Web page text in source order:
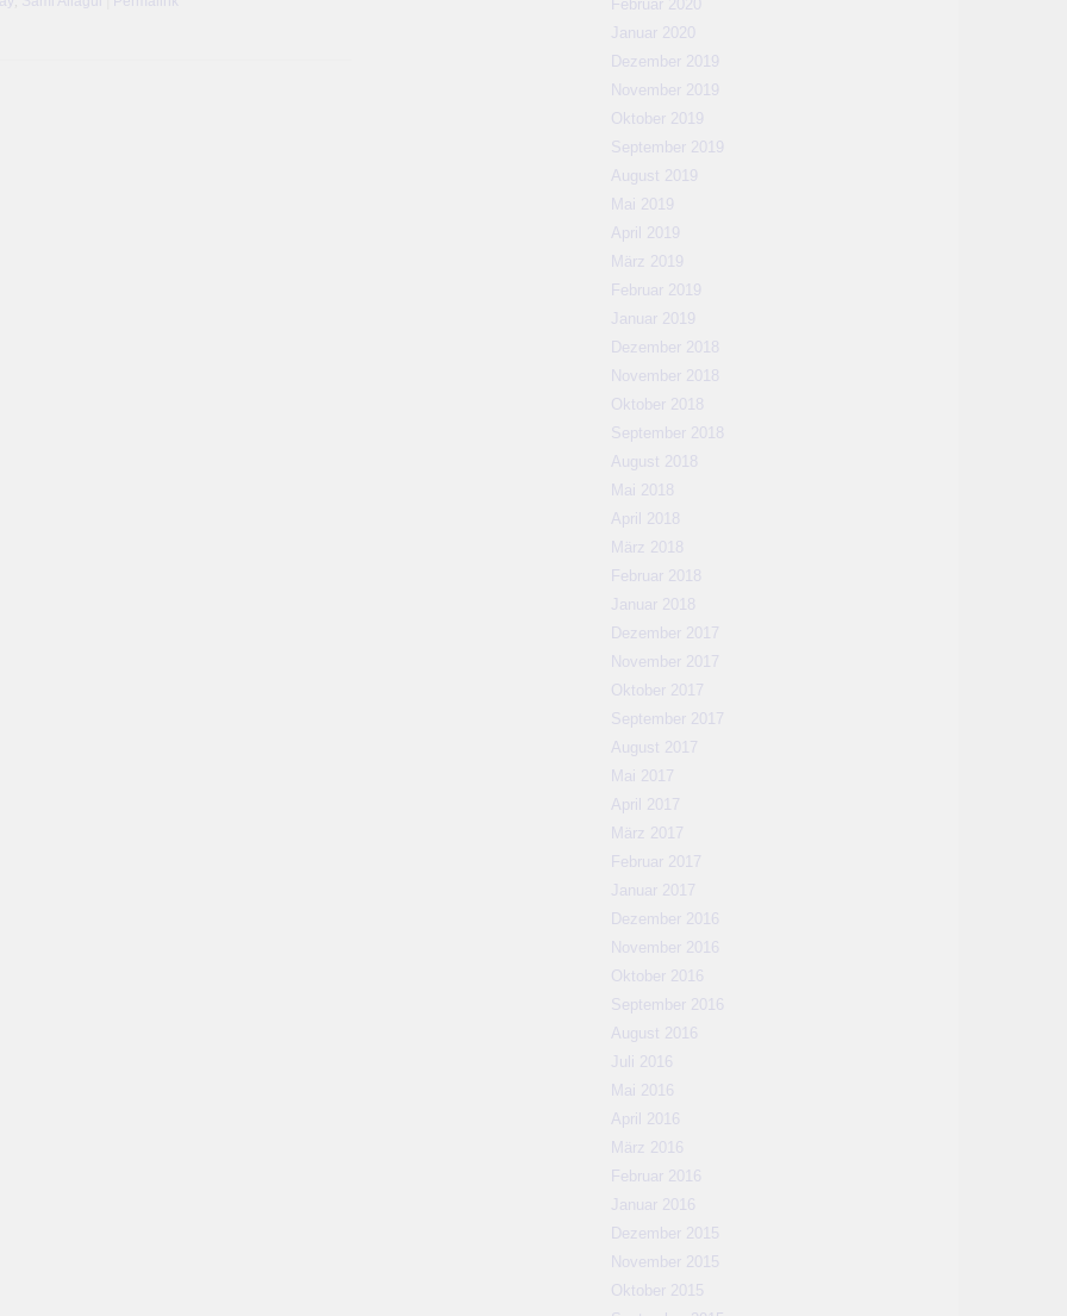
Februar 2020
Januar 2020
Dezember 2019
November 2019
Oktober 2019
September 2019
August 2019
Mai 2019
April 2019
März 2019
Februar 2019
Januar 2019
Dezember 2018
November 2018
Oktober 2018
September 2018
August 2018
Mai 2018
April 2018
März 2018
Februar 2018
Januar 2018
Dezember 2017
November 2017
Oktober 2017
September 2017
August 2017
Mai 2017
April 2017
März 2017
Februar 2017
Januar 2017
Dezember 2016
November 2016
Oktober 2016
September 2016
August 2016
Juli 2016
Mai 2016
April 2016
März 2016
Februar 2016
Januar 2016
Dezember 2015
November 2015
Oktober 2015